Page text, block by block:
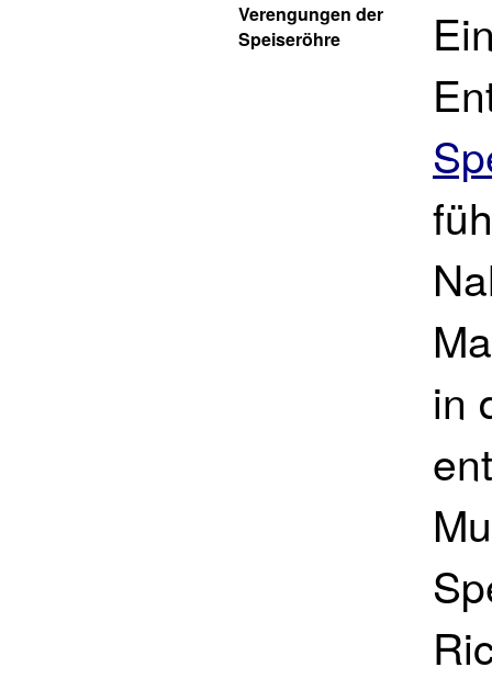
Verengungen der
Speiseröhre
in